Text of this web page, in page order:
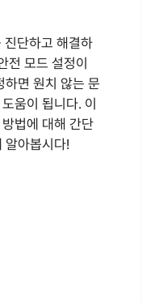
진단하고 해결하
전 모드 설정이
하면 원치 않는 문
움이 됩니다. 이
법에 대해 간단
알아봅시다!